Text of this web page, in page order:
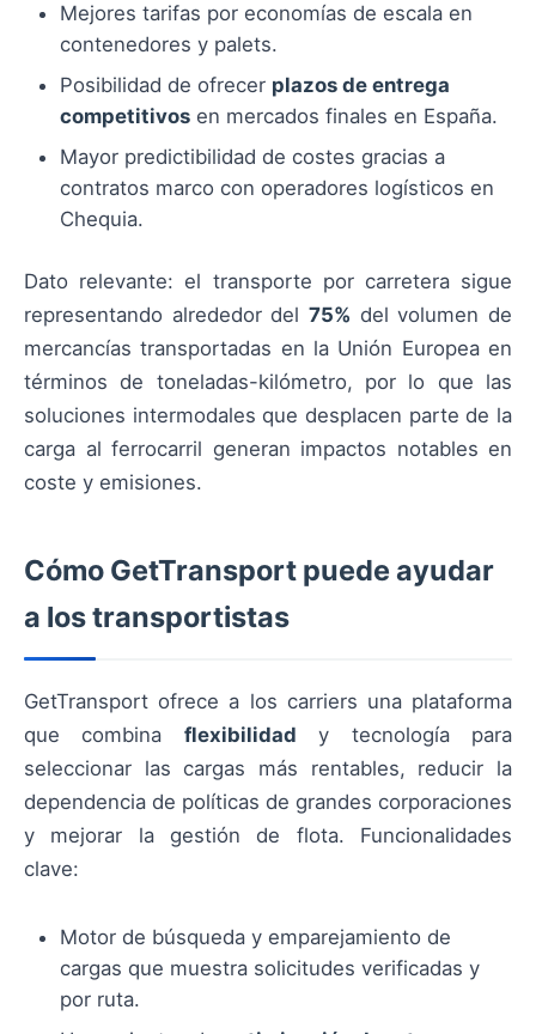
Mejores tarifas por economías de escala en
contenedores y palets.
Posibilidad de ofrecer plazos de entrega
competitivos en mercados finales en España.
Mayor predictibilidad de costes gracias a
contratos marco con operadores logísticos en
Chequia.
Dato relevante: el transporte por carretera sigue
representando alrededor del 75% del volumen de
mercancías transportadas en la Unión Europea en
términos de toneladas-kilómetro, por lo que las
soluciones intermodales que desplacen parte de la
carga al ferrocarril generan impactos notables en
coste y emisiones.
Cómo GetTransport puede ayudar
a los transportistas
GetTransport ofrece a los carriers una plataforma
que combina flexibilidad y tecnología para
seleccionar las cargas más rentables, reducir la
dependencia de políticas de grandes corporaciones
y mejorar la gestión de flota. Funcionalidades
clave:
Motor de búsqueda y emparejamiento de
cargas que muestra solicitudes verificadas y
por ruta.